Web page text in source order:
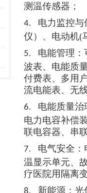
测温传感器 ；
4.
电力监控
仪）、电动机(
5.
电能管理
波表、电能质
付费表、多用
流电能表、无
6.
电能质量
电力电容补偿
联电容器、串
7.
电气安全
温显示单元、
疗医院用隔离
新能源：